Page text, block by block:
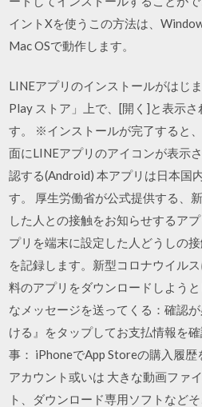
イントXを使うこの方法は、
Mac OSで動作します。
LINEアプリのインストールがはじ
Play ストア」上で、[開く]と表示
す。 ※インストールが完了すると
面にLINEアプリのアイコンが表示
認する(Android) ‎本アプリは日本国
す。 厚生労働省が公式提供する、
した人との接触をお知らせするア
プリを端末に設定した人どうしの
を記録します。新型コロナウイル
料のアプリをダウンロードしよう
なメッセージを送ってくる：確認
ける』をタップしてお支払情報を
事： iPhoneでApp Storeの購入履
アカウント或いは 大きな動画ファ
ト、ダウンロード専用ソフトなど